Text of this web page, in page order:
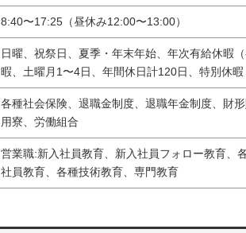
8:40〜17:25（昼休み12:00〜13:00）
日曜、祝祭日、夏季・年末年始、年次有給休暇
暇、土曜月1〜4日、年間休日計120日、特別休暇
各種社会保険、退職金制度、退職年金制度、財
用寮、労働組合
営業職:新入社員教育、新入社員フォロー教育、
社員教育、各種技術教育、専門教育